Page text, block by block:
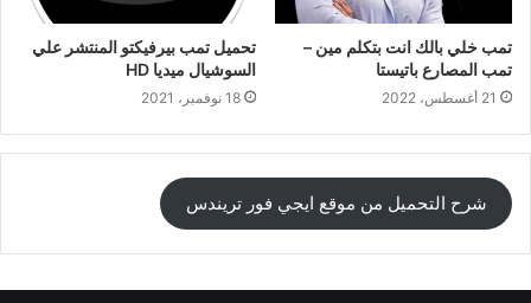
تمب خلي بالك انت بتكلم مين –
تمب المصارع باتيستا
21 أغسطس، 2022
تحميل تمب بيرفيكتو المنتشر علي
السوشيال ميديا HD
18 نوفمبر، 2021
شرح التحميل من موقع ايجي فور تريندس